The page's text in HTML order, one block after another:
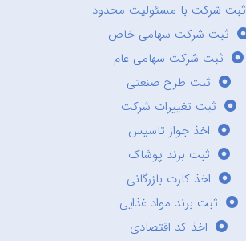
ثبت شرکت با مسئولیت محدود
ثبت شرکت سهامی خاص
ثبت شرکت سهامی عام
ثبت طرح صنعتی
ثبت تغییرات شرکت
اخذ جواز تاسیس
ثبت برند پوشاک
اخذ کارت بازرگانی
ثبت برند مواد غذایی
اخذ کد اقتصادی